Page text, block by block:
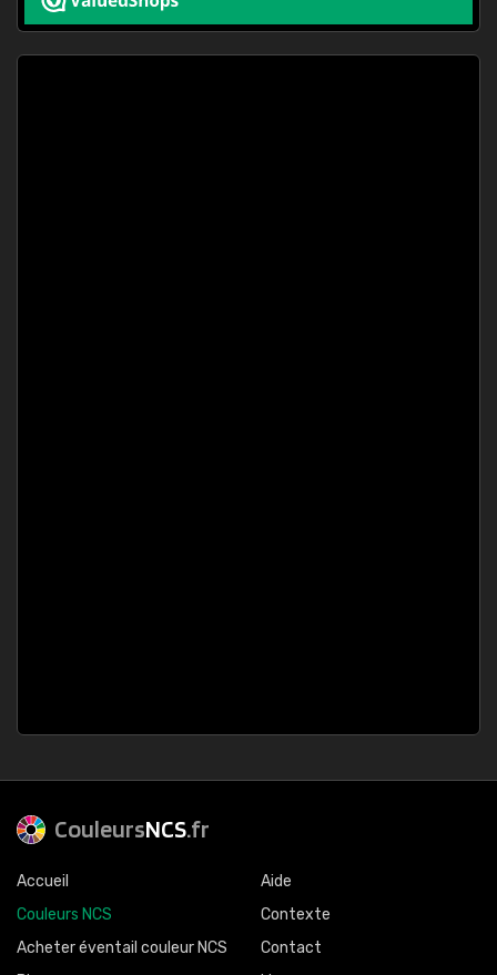
CouleursNCS.fr
Accueil
Couleurs NCS
Acheter éventail couleur NCS
Aide
Contexte
Contact